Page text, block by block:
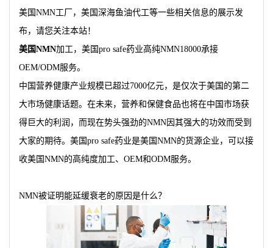
美国NMN工厂，美国深海鱼油代工等一些相关信息的展示发
布，请您关注本站！
美国NMN加工，美国pro safe药业高纯NMN18000承接
OEM/ODM服务。
中国营养健康产业规模已超过7000亿元，是仅次于美国的第二
大市场健康话题。在未来，营养和保健食品也将在中国市场获
得巨大的利润，而现在势头强劲的NMN因其强大的功效而受到
大家的期待。美国pro safe药业是美国NMN的货源企业，可以接
收美国NMN的高纯度加工、OEM和ODM服务。
NMN被证明能延缓衰老的原因是什么？